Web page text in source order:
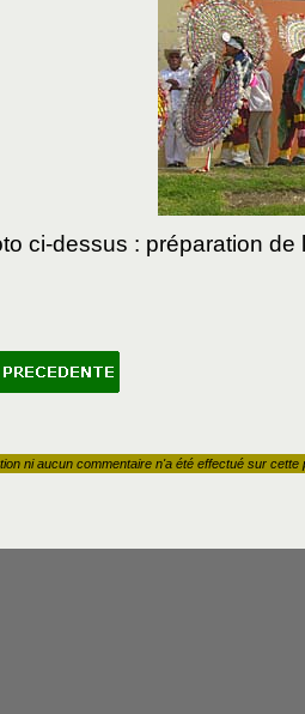
ci-dessus : préparation
ni aucun commentaire n'a été effectué sur cette